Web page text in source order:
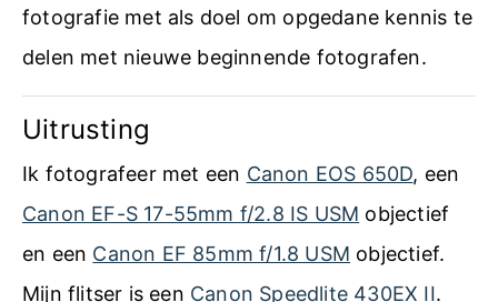
fotografie met als doel om opgedane kennis te
delen met nieuwe beginnende fotografen.
Uitrusting
Ik fotografeer met een Canon EOS 650D, een
Canon EF-S 17-55mm f/2.8 IS USM objectief
en een Canon EF 85mm f/1.8 USM objectief.
Mijn flitser is een Canon Speedlite 430EX II.